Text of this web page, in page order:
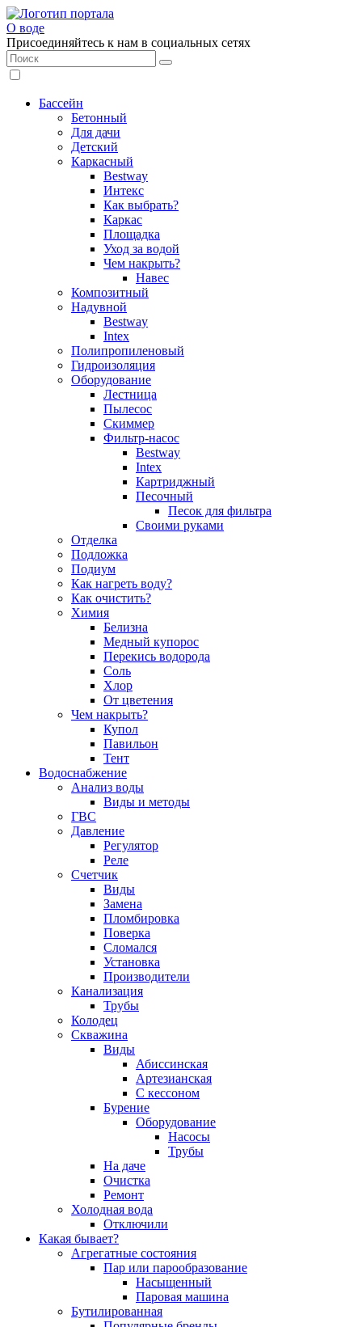
О воде
Присоединяйтесь к нам в социальных сетях
Бассейн
Бетонный
Для дачи
Детский
Каркасный
Bestway
Интекс
Как выбрать?
Каркас
Площадка
Уход за водой
Чем накрыть?
Навес
Композитный
Надувной
Bestway
Intex
Полипропиленовый
Гидроизоляция
Оборудование
Лестница
Пылесос
Скиммер
Фильтр-насос
Bestway
Intex
Картриджный
Песочный
Песок для фильтра
Своими руками
Отделка
Подложка
Подиум
Как нагреть воду?
Как очистить?
Химия
Белизна
Медный купорос
Перекись водорода
Соль
Хлор
От цветения
Чем накрыть?
Купол
Павильон
Тент
Водоснабжение
Анализ воды
Виды и методы
ГВС
Давление
Регулятор
Реле
Счетчик
Виды
Замена
Пломбировка
Поверка
Сломался
Установка
Производители
Канализация
Трубы
Колодец
Скважина
Виды
Абиссинская
Артезианская
С кессоном
Бурение
Оборудование
Насосы
Трубы
На даче
Очистка
Ремонт
Холодная вода
Отключили
Какая бывает?
Агрегатные состояния
Пар или парообразование
Насыщенный
Паровая машина
Бутилированная